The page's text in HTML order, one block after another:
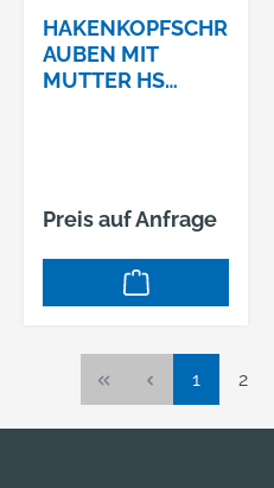
HAKENKOPFSCHR
AUBEN MIT
MUTTER HS
Preis auf Anfrage
Seite
1 Seite
2